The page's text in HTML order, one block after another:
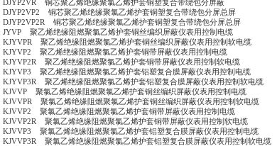
DJYP2VR 铜芯聚乙烯绝缘聚氯乙烯护套铜塑复合带绕包分屏蔽
DJYP2VP2 铜芯聚乙烯绝缘聚氯乙烯护套铜塑复合带绕包分屏总屏
DJYP2VP2R 铜芯聚乙烯绝缘聚氯乙烯护套铜塑复合带绕包分屏总屏
JYVP 聚乙烯绝缘阻燃聚氯乙烯护套铜丝编织屏蔽仪表用控制电缆
KJYVPR 聚乙烯绝缘阻燃聚氯乙烯护套铜丝编织屏蔽仪表用控制软电缆
KJYVP2 聚乙烯绝缘阻燃聚氯乙烯护套铜带屏蔽仪表用控制电缆
KJYVP2R 聚乙烯绝缘阻燃聚氯乙烯护套铜带屏蔽仪表用控制软电缆
KJYVP3 聚乙烯绝缘阻燃聚氯乙烯护套铝塑复合膜屏蔽仪表用控制电缆
KJYVP3R 聚乙烯绝缘阻燃聚氯乙烯护套铝塑复合膜屏蔽仪表用控制软电缆
KJVVP 聚氯乙烯绝缘阻燃聚氯乙烯护套铜丝编织屏蔽仪表用控制电缆
KJVVPR 聚氯乙烯绝缘阻燃聚氯乙烯护套铜丝编织屏蔽仪表用控制软电缆
KJVVP2 聚氯乙烯绝缘阻燃聚氯乙烯护套铜带屏蔽仪表用控制电缆
KJVVP2R 聚氯乙烯绝缘阻燃聚氯乙烯护套铜带屏蔽仪表用控制软电缆
KJVVP3 聚氯乙烯绝缘阻燃聚氯乙烯护套铝塑复合膜屏蔽仪表用控制电缆
KJVVP3R 聚氯乙烯绝缘阻燃聚氯乙烯护套铝塑复合膜屏蔽仪表用控制软电缆